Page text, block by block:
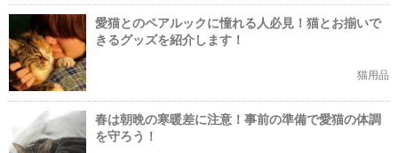
愛猫とのペアルックに憧れる人必見！猫とお揃いで
きるグッズを紹介します！
猫用品
春は朝晩の寒暖差に注意！事前の準備で愛猫の体調
を守ろう！